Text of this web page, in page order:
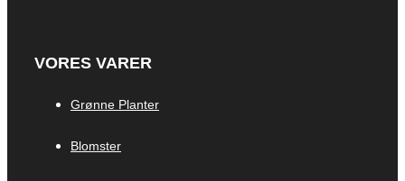
VORES VARER
Grønne Planter
Blomster